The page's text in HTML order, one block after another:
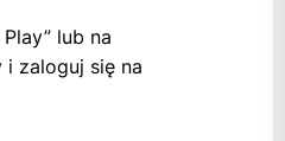
lub na
i zaloguj się na